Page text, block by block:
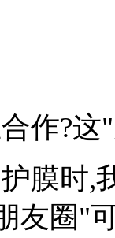
作?
膜时,
友圈